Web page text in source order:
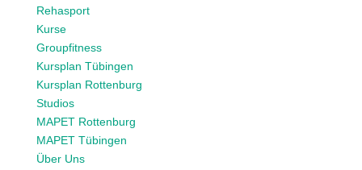
Rehasport
Kurse
Groupfitness
Kursplan Tübingen
Kursplan Rottenburg
Studios
MAPET Rottenburg
MAPET Tübingen
Über Uns